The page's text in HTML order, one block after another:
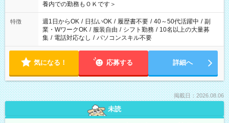
養内での勤務もＯＫです＞
特徴 週1日からOK / 日払いOK / 履歴書不要 / 40～50代活躍中 / 副
業・WワークOK / 服装自由 / シフト勤務 / 10名以上の大量募
集 / 電話対応なし / パソコンスキル不要
気になる！ 応募する 詳細へ
掲載日：2026.08.06
未読